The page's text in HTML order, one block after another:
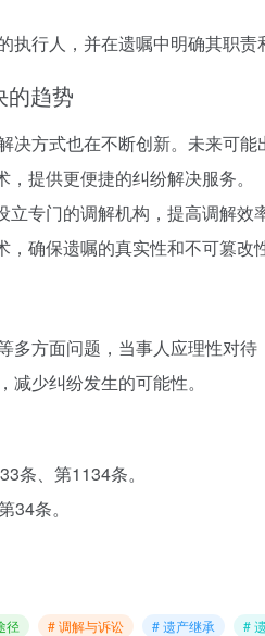
行人，并在遗嘱中明确其职责
的趋势
决方式也在不断创新。未来可能
提供更便捷的纠纷解决服务。
专门的调解机构，提高调解效率
确保遗嘱的真实性和不可篡改性
多方面问题，当事人应理性对
少纠纷发生的可能性。
条、第1134条。
34条。
径 # 调解与诉讼 # 遗产继承 #